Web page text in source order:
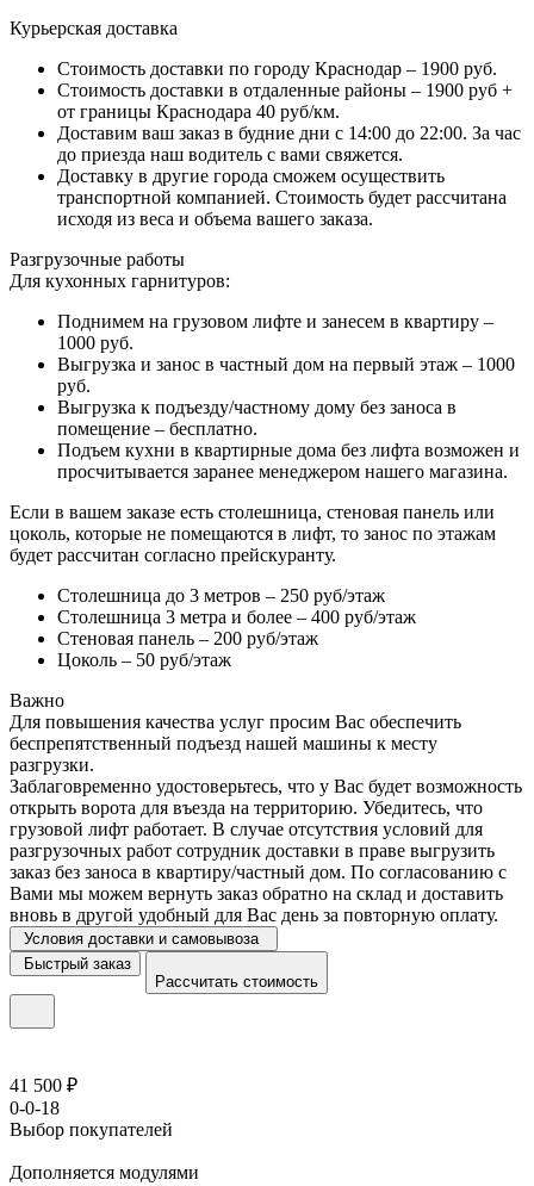
Курьерская доставка
Стоимость доставки по городу Краснодар – 1900 руб.
Стоимость доставки в отдаленные районы – 1900 руб +
от границы Краснодара 40 руб/км.
Доставим ваш заказ в будние дни с 14:00 до 22:00. За час
до приезда наш водитель с вами свяжется.
Доставку в другие города сможем осуществить
транспортной компанией. Стоимость будет рассчитана
исходя из веса и объема вашего заказа.
Разгрузочные работы
Для кухонных гарнитуров:
Поднимем на грузовом лифте и занесем в квартиру –
1000 руб.
Выгрузка и занос в частный дом на первый этаж – 1000
руб.
Выгрузка к подъезду/частному дому без заноса в
помещение – бесплатно.
Подъем кухни в квартирные дома без лифта возможен и
просчитывается заранее менеджером нашего магазина.
Если в вашем заказе есть столешница, стеновая панель или
цоколь, которые не помещаются в лифт, то занос по этажам
будет рассчитан согласно прейскуранту.
Столешница до 3 метров – 250 руб/этаж
Столешница 3 метра и более – 400 руб/этаж
Стеновая панель – 200 руб/этаж
Цоколь – 50 руб/этаж
Важно
Для повышения качества услуг просим Вас обеспечить
беспрепятственный подъезд нашей машины к месту
разгрузки.
Заблаговременно удостоверьтесь, что у Вас будет возможность
открыть ворота для въезда на территорию. Убедитесь, что
грузовой лифт работает. В случае отсутствия условий для
разгрузочных работ сотрудник доставки в праве выгрузить
заказ без заноса в квартиру/частный дом. По согласованию с
Вами мы можем вернуть заказ обратно на склад и доставить
вновь в другой удобный для Вас день за повторную оплату.
Условия доставки и самовывоза
Быстрый заказ
Рассчитать стоимость
41 500 ₽
0-0-18
Выбор покупателей
Дополняется модулями